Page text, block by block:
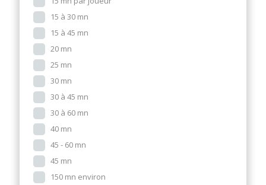
15 à 30 mn
15 à 45 mn
20 mn
25 mn
30 mn
30 à 45 mn
30 à 60 mn
40 mn
45 - 60 mn
45 mn
150 mn environ